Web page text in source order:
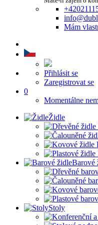
Mám
Přihlásit se
Zaregistrovat se
0
Momentálne
Židle
Barové
Stoly